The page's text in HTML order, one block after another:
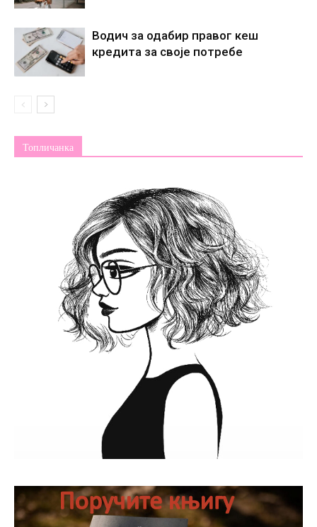
Водич за одабир правог кеш
кредита за своје потребе
Топличанка